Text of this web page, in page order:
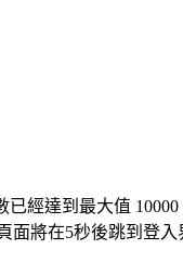
經達到最大值
面將在5秒後跳到登入